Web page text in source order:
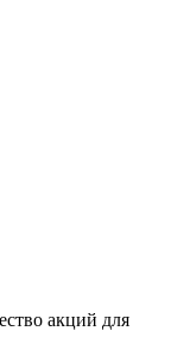
акций для